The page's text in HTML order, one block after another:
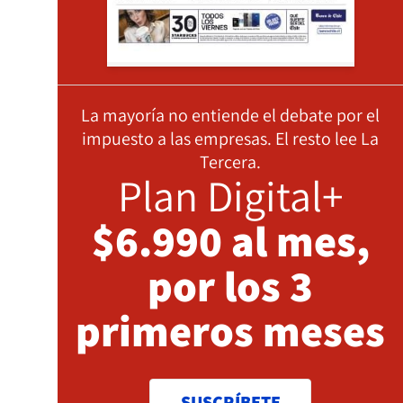
La mayoría no entiende el debate por el
impuesto a las empresas. El resto lee La
Tercera.
Plan Digital+
$6.990 al mes,
por los 3
primeros meses